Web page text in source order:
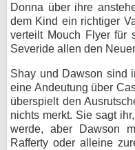
Donna über ihre
dem Kind ein richtiger
verteilt Mouch Flyer für
Severide allen den
Shay und Dawson sind
eine Andeutung über
überspielt den
nichts merkt. Sie sagt
werde, aber Dawson
Rafferty oder alleine